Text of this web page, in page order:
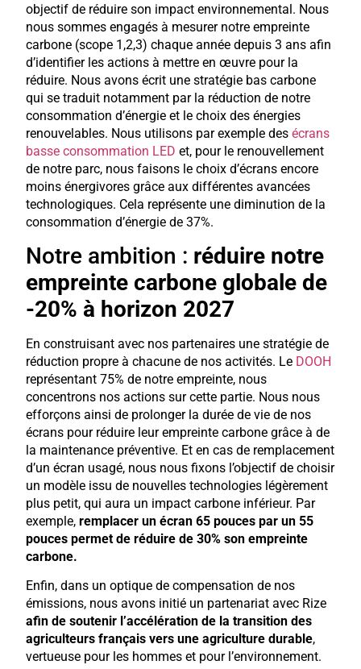
objectif de réduire son impact environnemental. Nous
nous sommes engagés à mesurer notre empreinte
carbone (scope 1,2,3) chaque année depuis 3 ans afin
d’identifier les actions à mettre en œuvre pour la
réduire. Nous avons écrit une stratégie bas carbone
qui se traduit notamment par la réduction de notre
consommation d’énergie et le choix des énergies
renouvelables. Nous utilisons par exemple desécrans
basse consommation LED et, pour le renouvellement
de notre parc, nous faisons le choix d’écrans encore
moins énergivores grâce aux différentes avancées
technologiques. Cela représente une diminution de la
consommation d’énergie de 37%.
Notre ambition : réduire notre
empreinte carbone globale de
-20% à horizon 2027
En construisant avec nos partenaires une stratégie de
réduction propre à chacune de nos activités. Le DOOH
représentant 75% de notre empreinte, nous
concentrons nos actions sur cette partie. Nous nous
efforçons ainsi de prolonger la durée de vie de nos
écrans pour réduire leur empreinte carbone grâce à de
la maintenance préventive. Et en cas de remplacement
d’un écran usagé, nous nous fixons l’objectif de choisir
un modèle issu de nouvelles technologies légèrement
plus petit, qui aura un impact carbone inférieur. Par
exemple,remplacer un écran 65 pouces par un 55
pouces permet de réduire de 30% son empreinte
carbone.
Enfin, dans un optique de compensation de nos
émissions, nous avons initié un partenariat avec Rize
afin de soutenir l’accélération de la transition des
agriculteurs français vers une agriculture durable,
vertueuse pour les hommes et pour l’environnement.